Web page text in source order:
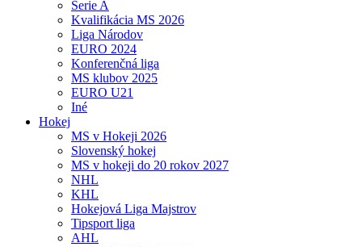
Serie A
Kvalifikácia MS 2026
Liga Národov
EURO 2024
Konferenčná liga
MS klubov 2025
EURO U21
Iné
Hokej
MS v Hokeji 2026
Slovenský hokej
MS v hokeji do 20 rokov 2027
NHL
KHL
Hokejová Liga Majstrov
Tipsport liga
AHL